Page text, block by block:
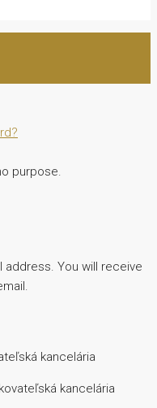
purpose.
address. You will receive
kancelária